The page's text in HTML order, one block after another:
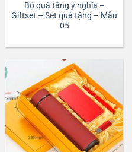
Bộ quà tặng ý nghĩa –
Giftset – Set quà tặng – Mẫu
05